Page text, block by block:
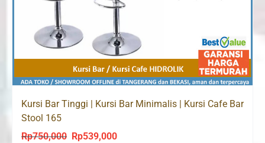
Kursi Bar Tinggi | Kursi Bar Minimalis | Kursi Cafe Bar
Stool 165
Rp750,000
Original
Rp539,000Current